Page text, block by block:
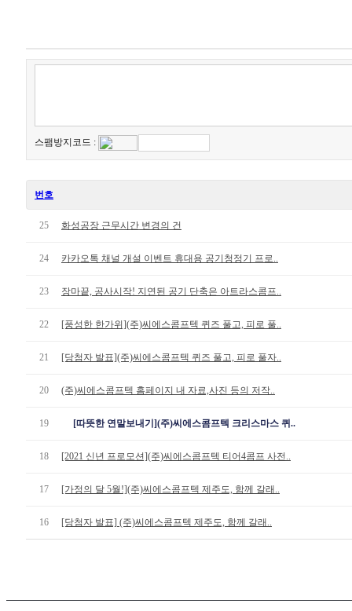
스팸방지코드 :
번호
25 화성공장 근무시간 변경의 건
24 카카오톡 채널 개설 이벤트 휴대용 공기청정기 프로..
23 장마끝, 공사시작! 지연된 공기 단축은 아트라스콤프..
22 [풍성한 한가위](주)씨에스콤프텍 퀴즈 풀고, 피로 풀..
21 [당첨자 발표](주)씨에스콤프텍 퀴즈 풀고, 피로 풀자..
20 (주)씨에스콤프텍 홈페이지 내 자료,사진 등의 저작..
19 [따뜻한 연말보내기](주)씨에스콤프텍 크리스마스 퀴..
18 [2021 신년 프로모션](주)씨에스콤프텍 티어4콤프 사전..
17 [가정의 달 5월!](주)씨에스콤프텍 제주도, 함께 갈래..
16 [당첨자 발표] (주)씨에스콤프텍 제주도, 함께 갈래..